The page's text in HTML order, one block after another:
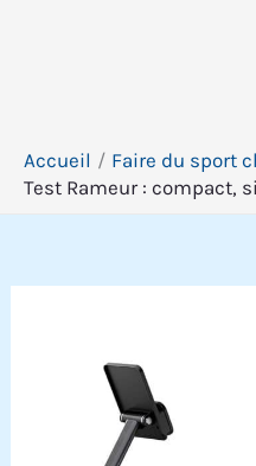
Accueil
Faire du sport
Test Rameur : compact,